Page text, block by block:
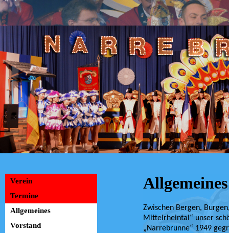
Allgemeines
Zwischen Bergen,
Mittelrheintal“ unser
„Narrebrunne“ 1949
Verein
Termine
Allgemeines
Vorstand